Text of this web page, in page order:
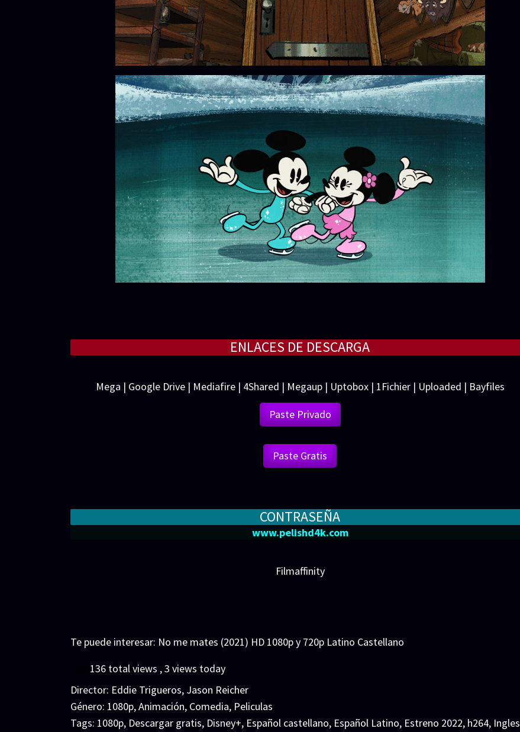
ENLACES DE DESCARGA
Mega | Google Drive | Mediafire | 4Shared | Megaup | Uptobox | 1Fichier | Uploaded | Bayfiles
Paste Privado
Paste Gratis
CONTRASEÑA
www.pelishd4k.com
Filmaffinity
Te puede interesar: No me mates (2021) HD 1080p y 720p Latino Castellano
136 total views , 3 views today
Director: Eddie Trigueros, Jason Reicher
Género: 1080p,Animación, Comedia, Peliculas
Tags: 1080p, Descargar gratis, Disney+, Español castellano, Español Latino, Estreno 2022, h264, Ingles